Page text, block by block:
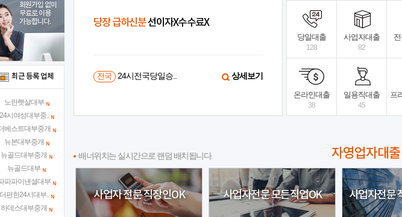
상세보기
당장 급하신분선이자X수수료X
전국 24시전국당일승.. 상세보기
비대면 당일대출 법정금리
전국 페어프라임대부
당일대출
128
사업자대출
82
온라인대출
38
일용직대출
45
프
회원가입 없이
무료로 이용
가능합니다.
최근 등록 업체
노란햇살대부
시여성대부중..
베스트대부중개
뉴본대부중개
뉴골드대부중개
뉴골드대부
파파이낸셜대부
편한24시대부..
하데스대부중개
자영업자대출
배너위치는 실시간으로 랜덤 배치됩니다.
사업자 전문 직장인OK 사업자전문 모든직업OK 사업자전문